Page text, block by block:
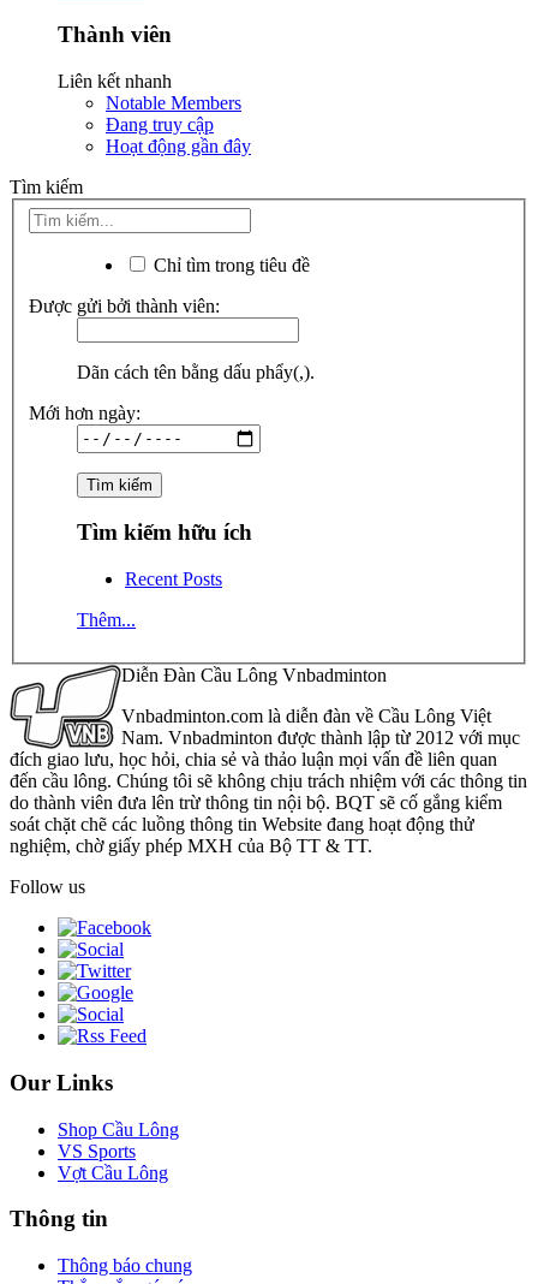
Thành viên
Liên kết nhanh
Notable Members
Đang truy cập
Hoạt động gần đây
Tìm kiếm
Chỉ tìm trong tiêu đề
Được gửi bởi thành viên:
Dãn cách tên bằng dấu phẩy(,).
Mới hơn ngày:
Tìm kiếm hữu ích
Recent Posts
Thêm...
Diễn Đàn Cầu Lông Vnbadminton
Vnbadminton.com là diễn đàn về Cầu Lông Việt
Nam. Vnbadminton được thành lập từ 2012 với mục
đích giao lưu, học hỏi, chia sẻ và thảo luận mọi vấn đề liên quan
đến cầu lông. Chúng tôi sẽ không chịu trách nhiệm với các thông tin
do thành viên đưa lên trừ thông tin nội bộ. BQT sẽ cố gắng kiểm
soát chặt chẽ các luồng thông tin Website đang hoạt động thử
nghiệm, chờ giấy phép MXH của Bộ TT & TT.
Follow us
Our Links
Shop Cầu Lông
VS Sports
Vợt Cầu Lông
Thông tin
Thông báo chung